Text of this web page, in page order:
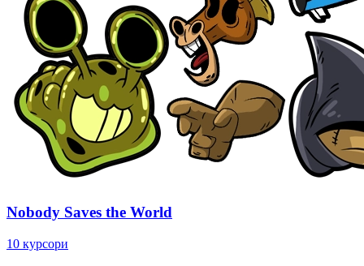
Nobody Saves the World
10 курсори